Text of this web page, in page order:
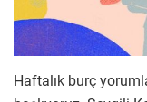
Haftalık burç